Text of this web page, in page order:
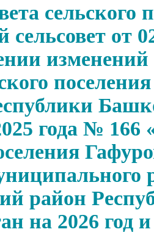
сельского
сельсовет от
года № 166
район
на 2026 год